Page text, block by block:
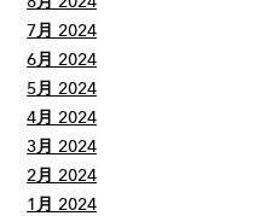
7月 2024
6月 2024
5月 2024
4月 2024
3月 2024
2月 2024
1月 2024